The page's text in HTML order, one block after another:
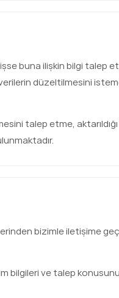
buna ilişkin bilgi talep
verilerin düzeltilmesini
talep etme,
bizimle iletişime
bilgileri ve talep